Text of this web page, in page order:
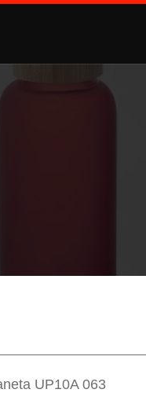
UP10A 063